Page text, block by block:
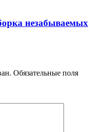
незабываемых
Обязательные поля